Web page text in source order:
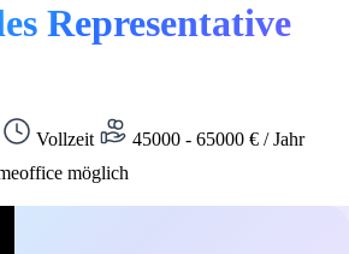
Representative
Vollzeit
45000 - 65000 € / Jahr
möglich